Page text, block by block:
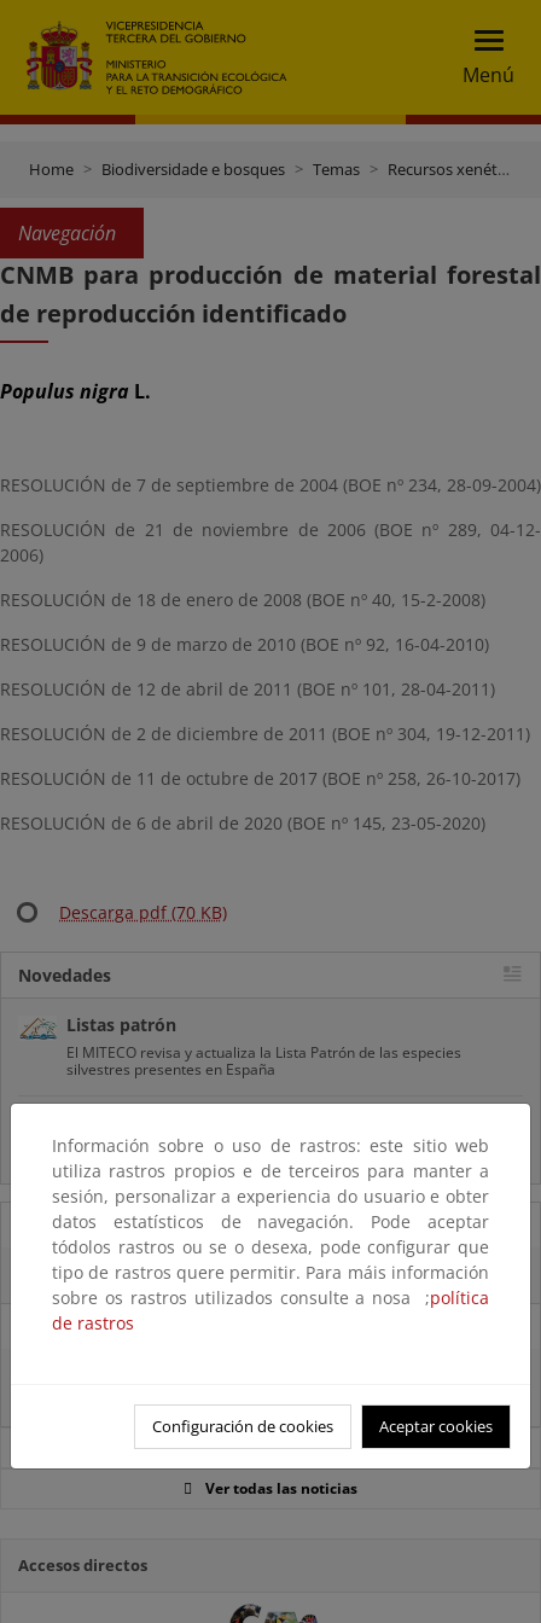
Menú
Home Biodiversidade e bosques Temas Recursos xenéticos e control do comercio
Navegación
CNMB para producción de material forestal
de reproducción identificado
Populus nigra L.
RESOLUCIÓN de 7 de septiembre de 2004 (BOE nº 234, 28-09-2004)
RESOLUCIÓN de 21 de noviembre de 2006 (BOE nº 289, 04-12-
2006)
RESOLUCIÓN de 18 de enero de 2008 (BOE nº 40, 15-2-2008)
RESOLUCIÓN de 9 de marzo de 2010 (BOE nº 92, 16-04-2010)
RESOLUCIÓN de 12 de abril de 2011 (BOE nº 101, 28-04-2011)
RESOLUCIÓN de 2 de diciembre de 2011 (BOE nº 304, 19-12-2011)
RESOLUCIÓN de 11 de octubre de 2017 (BOE nº 258, 26-10-2017)
RESOLUCIÓN de 6 de abril de 2020 (BOE nº 145, 23-05-2020)
Descarga pdf (70 KB)
Novedades
Listas patrón
El MITECO revisa y actualiza la Lista Patrón de las especies
silvestres presentes en España
Acceso a los recursos genéticos y reparto de beneficios
07/08/2025
El censo de aves del Parque Nacional de las Tablas bate récords históricos
27/06/2025
Noticias sobre Biodiversidad
Ver todas las noticias
Accesos directos
Información sobre o uso de rastros: este sitio web
utiliza rastros propios e de terceiros para manter a
sesión, personalizar a experiencia do usuario e obter
datos estatísticos de navegación. Pode aceptar
tódolos rastros ou se o desexa, pode configurar que
tipo de rastros quere permitir. Para máis información
sobre os rastros utilizados consulte a nosa ;política
de rastros
Configuración de cookies Aceptar cookies